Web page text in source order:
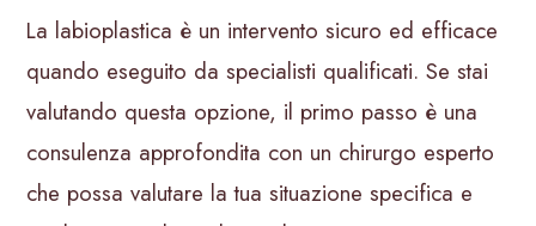
La labioplastica è un intervento sicuro ed efficace
quando eseguito da specialisti qualificati. Se stai
valutando questa opzione, il primo passo è una
consulenza approfondita con un chirurgo esperto
che possa valutare la tua situazione specifica e